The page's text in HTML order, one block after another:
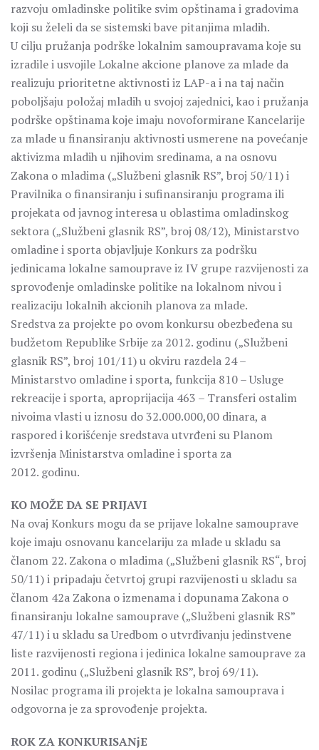
razvoju omladinske politike svim opštinama i gradovima
koji su želeli da se sistemski bave pitanjima mladih.
U cilju pružanja podrške lokalnim samoupravama koje su
izradile i usvojile Lokalne akcione planove za mlade da
realizuju prioritetne aktivnosti iz LAP-a i na taj način
poboljšaju položaj mladih u svojoj zajednici, kao i pružanja
podrške opštinama koje imaju novoformirane Kancelarije
za mlade u finansiranju aktivnosti usmerene na povećanje
aktivizma mladih u njihovim sredinama, a na osnovu
Zakona o mladima („Službeni glasnik RS”, broj 50/11) i
Pravilnika o finansiranju i sufinansiranju programa ili
projekata od javnog interesa u oblastima omladinskog
sektora („Službeni glasnik RS”, broj 08/12), Ministarstvo
omladine i sporta objavljuje Konkurs za podršku
jedinicama lokalne samouprave iz IV grupe razvijenosti za
sprovođenje omladinske politike na lokalnom nivou i
realizaciju lokalnih akcionih planova za mlade.
Sredstva za projekte po ovom konkursu obezbeđena su
budžetom Republike Srbije za 2012. godinu („Službeni
glasnik RS”, broj 101/11) u okviru razdela 24 –
Ministarstvo omladine i sporta, funkcija 810 – Usluge
rekreacije i sporta, aproprijacija 463 – Transferi ostalim
nivoima vlasti u iznosu do 32.000.000,00 dinara, a
raspored i korišćenje sredstava utvrđeni su Planom
izvršenja Ministarstva omladine i sporta za
2012. godinu.
KO MOŽE DA SE PRIJAVI
Na ovaj Konkurs mogu da se prijave lokalne samouprave
koje imaju osnovanu kancelariju za mlade u skladu sa
članom 22. Zakona o mladima („Službeni glasnik RS“, broj
50/11) i pripadaju četvrtoj grupi razvijenosti u skladu sa
članom 42a Zakona o izmenama i dopunama Zakona o
finansiranju lokalne samouprave („Službeni glasnik RS”
47/11) i u skladu sa Uredbom o utvrđivanju jedinstvene
liste razvijenosti regiona i jedinica lokalne samouprave za
2011. godinu („Službeni glasnik RS”, broj 69/11).
Nosilac programa ili projekta je lokalna samouprava i
odgovorna je za sprovođenje projekta.
ROK ZA KONKURISANjE